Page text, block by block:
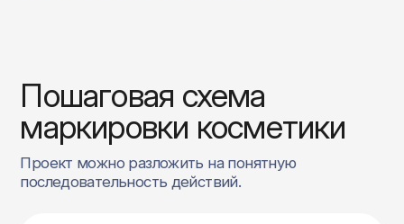
Пошаговая схема
маркировки косметики
Проект можно разложить на понятную
последовательность действий.